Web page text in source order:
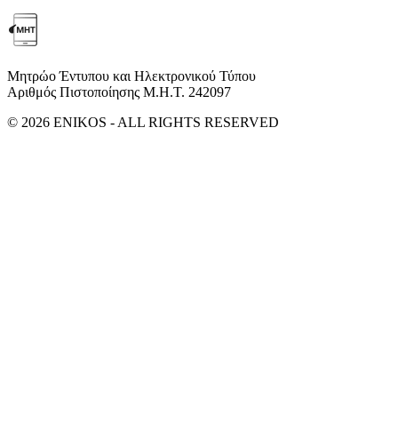
Μητρώο Έντυπου και Ηλεκτρονικού Τύπου
Αριθμός Πιστοποίησης Μ.Η.Τ. 242097
© 2026 ENIKOS - ALL RIGHTS RESERVED